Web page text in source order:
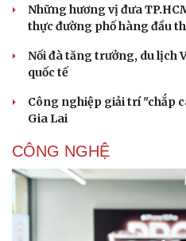
Văn hóa
Văn học
Âm nhạc
Di sản
Những hương vị đưa
thực đường phố hàng đầu
Nối đà tăng trưởng, du lịch
quốc tế
Công nghiệp giải trí "chắp
Gia Lai
CÔNG NGHỆ